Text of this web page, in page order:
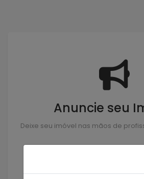
Anuncie seu
Deixe seu imóvel nas mãos de